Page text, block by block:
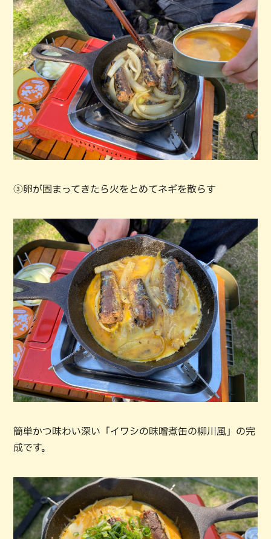
③卵が固まってきたら火をとめてネギを散らす
簡単かつ味わい深い「イワシの味噌煮缶の柳川風」の完
成です。